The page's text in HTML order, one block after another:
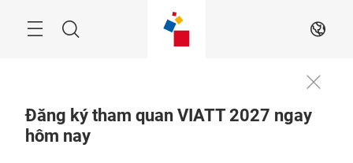
Search VI
Đăng ký tham quan VIATT 2027 ngay
hôm nay24 – 26 Feb 2027